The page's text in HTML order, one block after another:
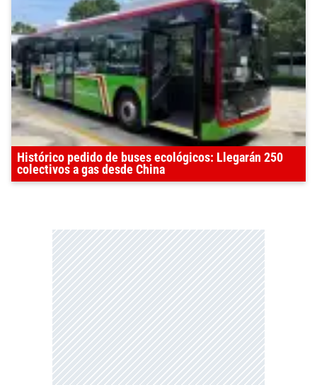
Histórico pedido de buses ecológicos: Llegarán 250
colectivos a gas desde China